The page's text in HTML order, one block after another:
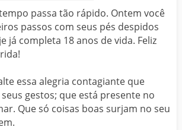
passa tão rápido. Ontem você
passos com seus pés despidos
já completa 18 anos de vida. Feliz
essa alegria contagiante que
gestos; que está presente no
Que só coisas boas surjam no seu